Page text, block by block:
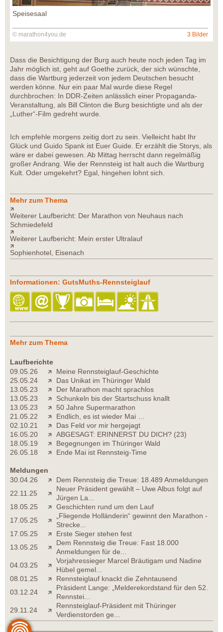
Speisesaal
© marathon4you.de 3 Bilder
Dass die Besichtigung der Burg auch heute noch jeden Tag im
Jahr möglich ist, geht auf Goethe zurück, der sich wünschte,
dass die Wartburg jederzeit von jedem Deutschen besucht
werden könne. Nur ein paar Mal wurde diese Regel
durchbrochen: In DDR-Zeiten anlässlich einer Propaganda-
Veranstaltung, als Bill Clinton die Burg besichtigte und als der
„Luther“-Film gedreht wurde.
Ich empfehle morgens zeitig dort zu sein. Vielleicht habt Ihr
Glück und Guido Spank ist Euer Guide. Er erzählt die Storys, als
wäre er dabei gewesen. Ab Mittag herrscht dann regelmäßig
großer Andrang. Wie der Rennsteig ist halt auch die Wartburg
Kult. Oder umgekehrt? Egal, hingehen lohnt sich.
Mehr zum Thema
Weiterer Laufbericht: Der Marathon von Neuhaus nach
Schmiedefeld
Weiterer Laufbericht: Mein erster Ultralauf
Sophienhotel, Eisenach
Informationen: GutsMuths-Rennsteiglauf
Mehr zum Thema
Laufberichte
09.05.26
Meine Rennsteiglauf-Geschichte
25.05.24
Das Unikat im Thüringer Wald
13.05.23
Der Marathon macht sprachlos
13.05.23
Schunkeln bis der Startschuss knallt
13.05.23
50 Jahre Supermarathon
21.05.22
Endlich, es ist wieder Mai …
02.10.21
Das Feld vor mir hergejagt
16.05.20
ABGESAGT: ERINNERST DU DICH? (23)
18.05.19
Begegnungen im Thüringer Wald
26.05.18
Ende Mai ist Rennsteig-Time
Meldungen
30.04.26
Dem Rennsteig die Treue: 18.489 Anmeldungen
22.11.25
Neuer Präsident gewählt – Uwe Albus folgt auf
Jürgen La...
18.05.25
Geschichten rund um den Lauf
17.05.25
„Fliegende Holländerin“ gewinnt den Marathon -
Strecke...
17.05.25
Erste Sieger stehen fest
13.05.25
Dem Rennsteig die Treue: Fast 18.000
Anmeldungen für de...
04.03.25
Vorjahressieger Marcel Bräutigam und Nadine
Hübel gemel...
08.01.25
Rennsteiglauf knackt die Zehntausend
03.12.24
Präsident Lange: „Melderekordstand für den 52.
Rennstei...
29.11.24
Rennsteiglauf-Präsident mit Thüringer
Verdienstorden ge...